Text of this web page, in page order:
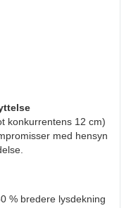
konkurrentens 12 cm)
med hensyn
% bredere lysdekning